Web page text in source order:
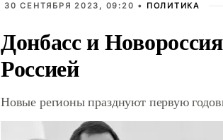
30 СЕНТЯБРЯ 2023, 09:20 • ПОЛИТИКА
Донбасс и
Россией
Новые регионы празднуют первую